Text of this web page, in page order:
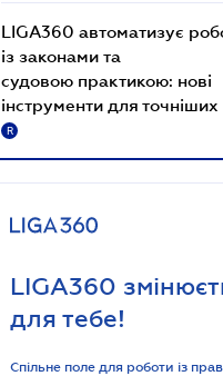
LIGA360 автоматизує
із законами та
судовою практикою: нові
інструменти для
R
LIGA360
для тебе!
Спільне поле для роботи із